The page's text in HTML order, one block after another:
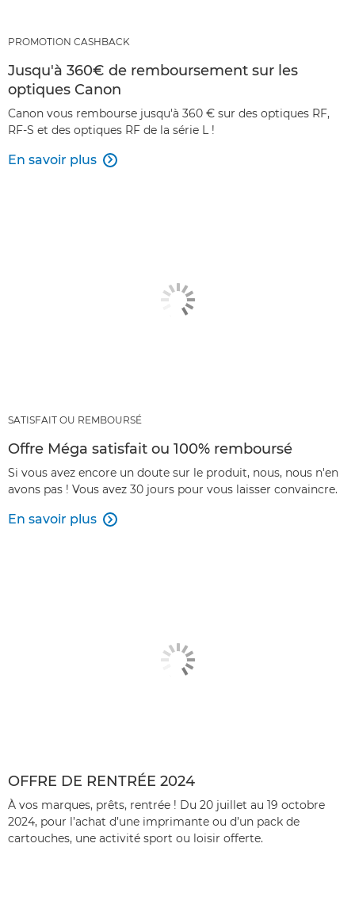
PROMOTION CASHBACK
Jusqu'à 360€ de remboursement sur les
optiques Canon
Canon vous rembourse jusqu'à 360 € sur des optiques RF,
RF-S et des optiques RF de la série L !
En savoir plus 
SATISFAIT OU REMBOURSÉ
Offre Méga satisfait ou 100% remboursé
Si vous avez encore un doute sur le produit, nous, nous n'en
avons pas ! Vous avez 30 jours pour vous laisser convaincre.
En savoir plus 
OFFRE DE RENTRÉE 2024
À vos marques, prêts, rentrée ! Du 20 juillet au 19 octobre
2024, pour l’achat d’une imprimante ou d’un pack de
cartouches, une activité sport ou loisir offerte.